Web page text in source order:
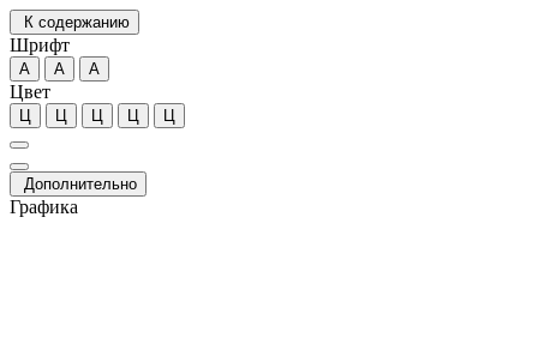
К содержанию
Шрифт
А А А
Цвет
Ц Ц Ц Ц Ц
Дополнительно
Графика